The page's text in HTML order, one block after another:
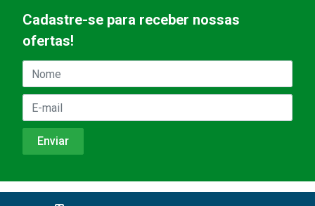
Cadastre-se para receber nossas
ofertas!